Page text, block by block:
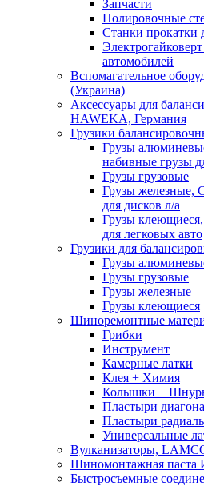
Запчасти
Полировочные
Станки прокатки
автомобилей
Вспомагательное
(Украина)
Аксессуары для
HAWEKA, Германия
Грузики
Грузы
набивные грузы
Грузы грузовые
Грузы железные,
для дисков л/а
Грузы
для легковых авто
Грузики для
Грузы
Грузы грузовые
Грузы железные
Грузы клеющиеся
Шиноремонтные
Грибки
Инструмент
Камерные латки
Клея + Химия
Колышки +
Пластыри
Пластыри
Универсальные
Вулканизаторы,
Шиномонтажная паста
Быстросъемные